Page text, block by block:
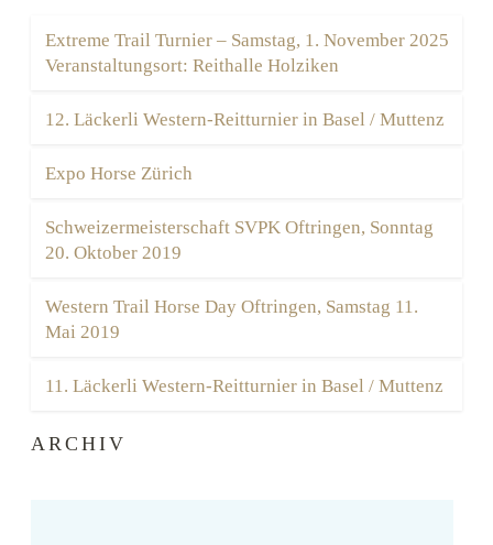
Extreme Trail Turnier – Samstag, 1. November 2025
Veranstaltungsort: Reithalle Holziken
12. Läckerli Western-Reitturnier in Basel / Muttenz
Expo Horse Zürich
Schweizermeisterschaft SVPK Oftringen, Sonntag
20. Oktober 2019
Western Trail Horse Day Oftringen, Samstag 11.
Mai 2019
11. Läckerli Western-Reitturnier in Basel / Muttenz
ARCHIV